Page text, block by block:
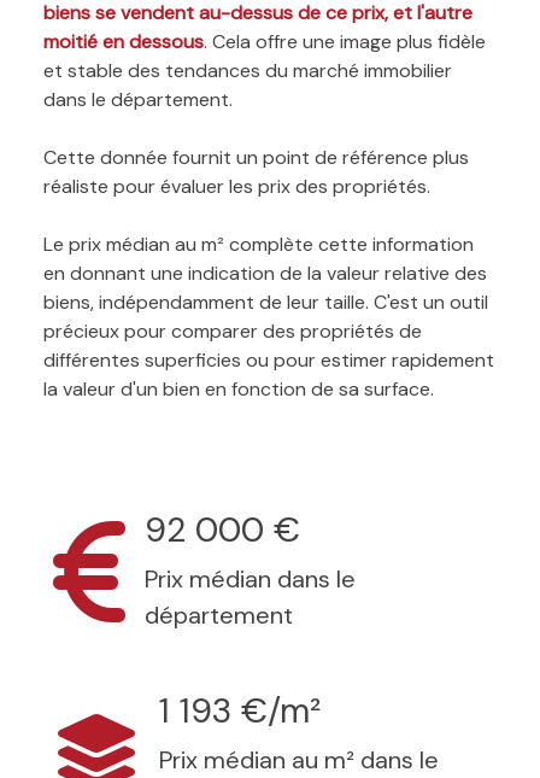
biens se vendent au-dessus de ce prix, et l'autre
moitié en dessous. Cela offre une image plus fidèle
et stable des tendances du marché immobilier
dans le département.
Cette donnée fournit un point de référence plus
réaliste pour évaluer les prix des propriétés.
Le prix médian au m² complète cette information
en donnant une indication de la valeur relative des
biens, indépendamment de leur taille. C'est un outil
précieux pour comparer des propriétés de
différentes superficies ou pour estimer rapidement
la valeur d'un bien en fonction de sa surface.
92 000 €
Prix médian dans le
département
1 193 €/m²
Prix médian au m² dans le